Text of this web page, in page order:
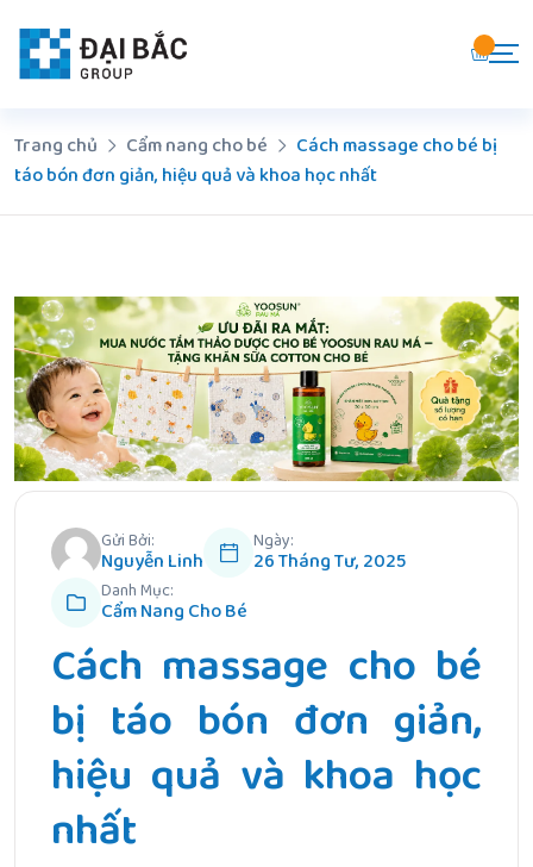
đến
nội
Trang chủ
Cẩm nang cho bé
Cách massage cho bé bị
táo bón đơn giản, hiệu quả và khoa học nhất
Gửi Bởi:
Nguyễn Linh
Ngày:
26 Tháng Tư, 2025
Danh Mục:
Cẩm Nang Cho Bé
Cách massage cho bé
bị táo bón đơn giản,
hiệu quả và khoa học
nhất